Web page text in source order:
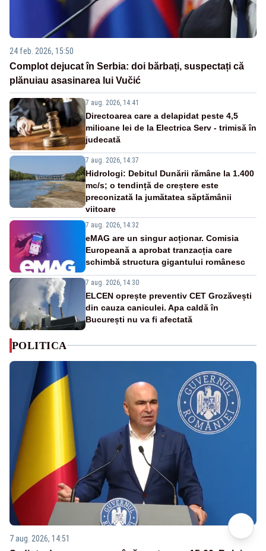
24 feb. 2026, 15:50
Complot dejucat în Serbia: doi bărbați, suspectați că
plănuiau asasinarea lui Vučić
7 aug. 2026, 14:41
Directoarea care a delapidat peste 4,5
milioane lei de la Electrica Serv - trimisă în
judecată
7 aug. 2026, 14:37
Hidrologi: Debitul Dunării rămâne la 1.400
mc/s; o tendință de creștere este
preconizată la jumătatea săptămânii
viitoare
7 aug. 2026, 14:32
eMAG are un singur acționar. Comisia
Europeană a aprobat tranzacția care
schimbă structura gigantului românesc
7 aug. 2026, 14:30
ELCEN oprește preventiv CET Grozăvești
din cauza caniculei. Apa caldă în
București nu va fi afectată
POLITICA
7 aug. 2026, 14:51